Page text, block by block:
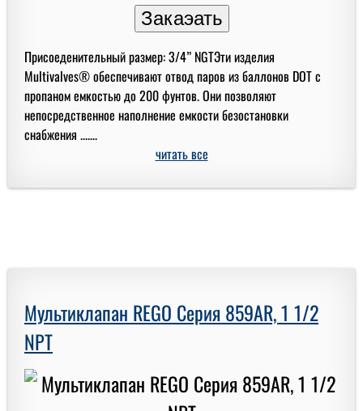
Присоеденительный размер: 3/4” NGTЭти изделия
Multivalves® обеспечивают отвод паров из баллонов DOT с
пропаном емкостью до 200 фунтов. Они позволяют
непосредственное наполнение емкости безостановки
снабжения .......
читать все
Мультиклапан REGO Серия 859AR, 1 1/2
NPT